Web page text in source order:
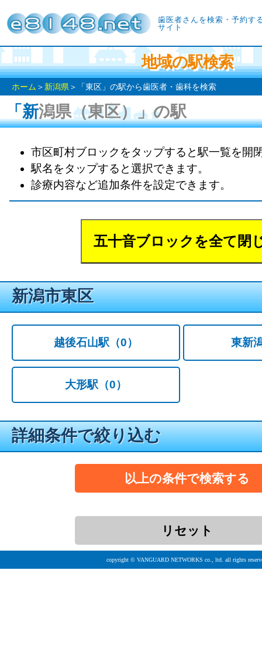
歯医者さんを検索・予約す
サイト
地域の駅検索
ホーム ＞ 新潟県 ＞「東区」の駅から歯医者・歯科を検索
「新潟県（東区）」の駅
市区町村ブロックをタップすると駅一覧を開
駅名をタップすると選択できます。
診療内容など追加条件を設定できます。
新潟市東区
越後石山駅 （0） 東新
大形駅 （0）
詳細条件で絞り込む
copyright © VANGUARD NETWORKS co., ltd. all rights